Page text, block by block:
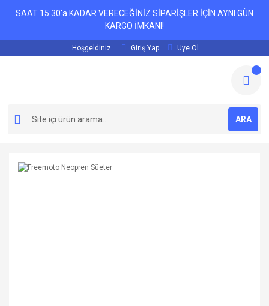
SAAT 15:30'a KADAR VERECEĞİNİZ SİPARİŞLER İÇİN AYNI GÜN
KARGO İMKANI!
Hoşgeldiniz Giriş Yap Üye Ol
ARA